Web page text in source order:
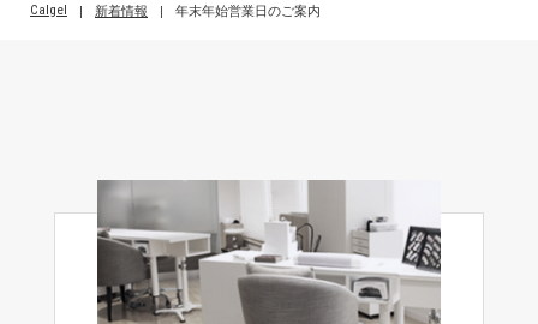
Calgel | 新着情報 | 年末年始営業日のご案内